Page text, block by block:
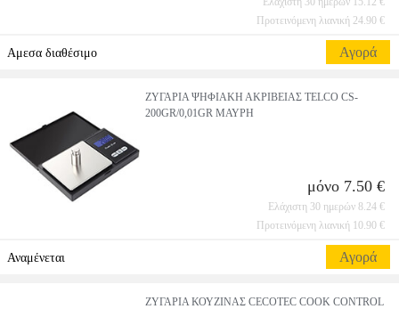
Προτεινόμενη λιανική 24.90 €
Αμεσα διαθέσιμο Αγορά
ΖΥΓΑΡΙΑ ΨΗΦΙΑΚΗ ΑΚΡΙΒΕΙΑΣ TELCO CS-
200GR/0,01GR ΜΑΥΡΗ
μόνο 7.50 €
Ελάχιστη 30 ημερών 8.24 €
Προτεινόμενη λιανική 10.90 €
Αναμένεται Αγορά
ΖΥΓΑΡΙΑ ΚΟΥΖΙΝΑΣ CECOTEC COOK CONTROL